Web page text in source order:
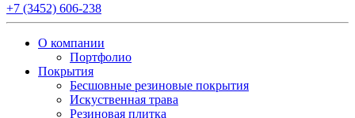
+7 (3452) 606-238
О компании
Портфолио
Покрытия
Бесшовные резиновые покрытия
Искуственная трава
Резиновая плитка